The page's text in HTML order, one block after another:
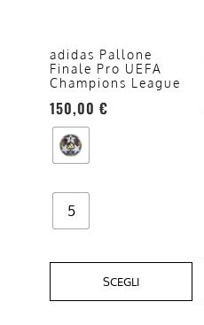
adidas Pallone
Finale Pro UEFA
Champions League
150,00 €
5
SCEGLI
opzioni
possono
essere
scelte
nella
pagina
prodotto